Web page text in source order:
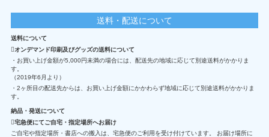
送料・配送について
送料について
オンデマンド印刷及びグッズの送料について
・お買い上げ金額が5,000円未満の場合には、配送先の地域に応じて別途送料がかかりま
す。
（2019年6月より）
・2ヶ所目の配送先からは、お買い上げ金額にかかわらず地域に応じて別途送料がかかりま
す。
納品・発送について
宅急便にてご自宅・指定場所へお届け
ご自宅や指定場所・書店への搬入は、宅急便のご利用を受け付けています。 お届け場所に